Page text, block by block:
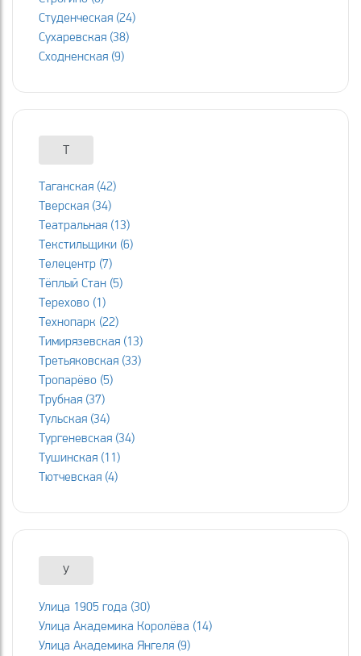
Студенческая (24)
Сухаревская (38)
Сходненская (9)
Т
Таганская (42)
Тверская (34)
Театральная (13)
Текстильщики (6)
Телецентр (7)
Тёплый Стан (5)
Терехово (1)
Технопарк (22)
Тимирязевская (13)
Третьяковская (33)
Тропарёво (5)
Трубная (37)
Тульская (34)
Тургеневская (34)
Тушинская (11)
Тютчевская (4)
У
Улица 1905 года (30)
Улица Академика Королёва (14)
Улица Академика Янгеля (9)